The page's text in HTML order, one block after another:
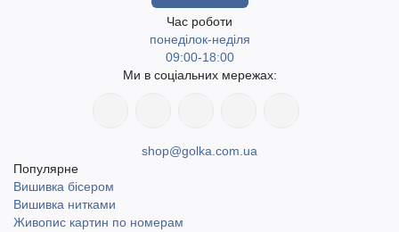
Час роботи
понеділок-неділя
09:00-18:00
Ми в соціальних мережах:
shop@golka.com.ua
Популярне
Вишивка бісером
Вишивка нитками
Живопис картин по номерам